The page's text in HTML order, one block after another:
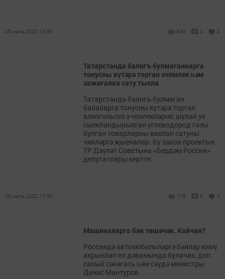
05 июль 2022, 19:36 836 0 0
Татарстанда балигъ булмаганнарга
тонусны күтәрә торган эчемлек һәм
зажигалка сату тыела
Татарстанда балигъ булмаган
балаларга тонусны күтәрә торган
алкогольсез эчемлекләрне, шулай ук
сыекландырылган углеводород газы
булган товарларны ваклап сатуны
чикләргә җыеналар. Бу закон проектын
ТР Дәүләт Советына «Бердәм Россия»
депутатлары кертте.
05 июль 2022, 17:30 719 0 0
Машиналарга бәя төшәчәк. Кайчан?
Россиядә автомобильләргә бәяләр кимү
акрынлап ел дәвамында булачак, дип
саный сәнәгать һәм сәүдә министры
Денис Мантуров.